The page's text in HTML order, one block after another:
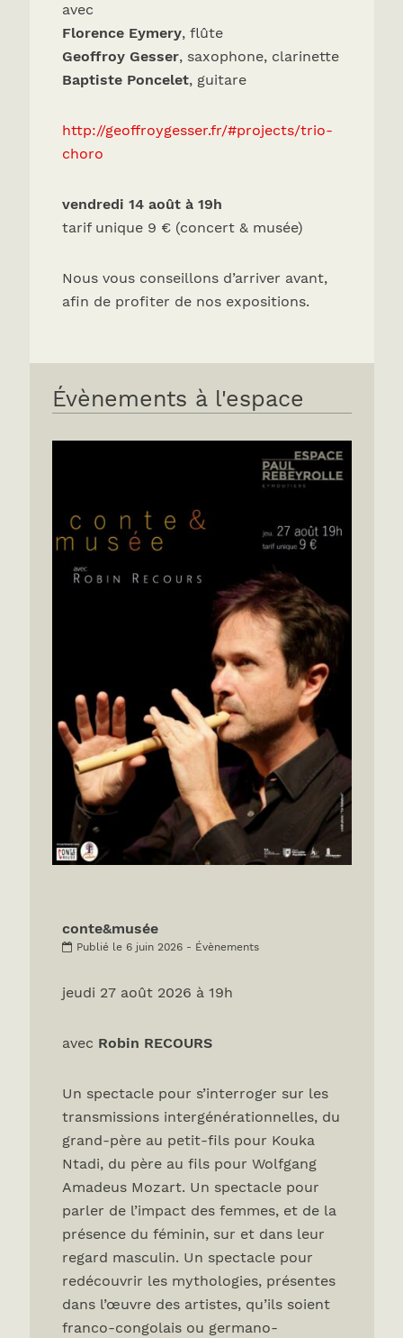
avec
Florence Eymery, flûte
Geoffroy Gesser, saxophone, clarinette
Baptiste Poncelet, guitare
http://geoffroygesser.fr/#projects/trio-
choro
vendredi 14 août à 19h
tarif unique 9 € (concert & musée)
Nous vous conseillons d’arriver avant,
afin de profiter de nos expositions.
Évènements à l'espace
conte&musée
Publié le 6 juin 2026 - Évènements
jeudi 27 août 2026 à 19h
avec Robin RECOURS
Un spectacle pour s’interroger sur les
transmissions intergénérationnelles, du
grand-père au petit-fils pour Kouka
Ntadi, du père au fils pour Wolfgang
Amadeus Mozart. Un spectacle pour
parler de l’impact des femmes, et de la
présence du féminin, sur et dans leur
regard masculin. Un spectacle pour
redécouvrir les mythologies, présentes
dans l’œuvre des artistes, qu’ils soient
franco-congolais ou germano-